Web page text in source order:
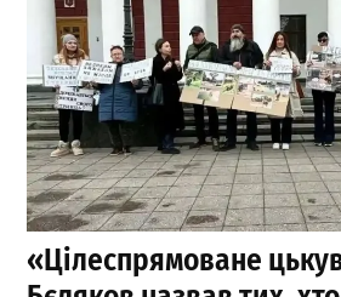
«Цілеспрямоване